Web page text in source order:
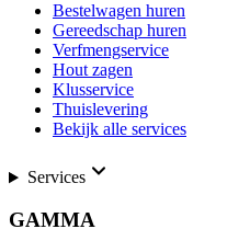
Bestelwagen huren
Gereedschap huren
Verfmengservice
Hout zagen
Klusservice
Thuislevering
Bekijk alle services
Services
GAMMA